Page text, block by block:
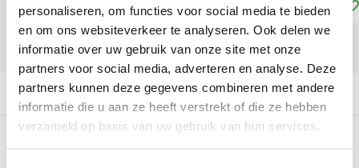
personaliseren, om functies voor social media te bieden
en om ons websiteverkeer te analyseren. Ook delen we
informatie over uw gebruik van onze site met onze
partners voor social media, adverteren en analyse. Deze
partners kunnen deze gegevens combineren met andere
informatie die u aan ze heeft verstrekt of die ze hebben
verzameld op basis van uw gebruik van hun services.
Toevoegen aan winkelwagen
DELEN:
Productomschrijving